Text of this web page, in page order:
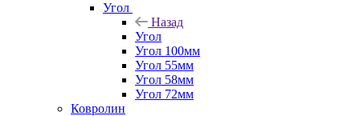
Угол
Назад
Угол
Угол 100мм
Угол 55мм
Угол 58мм
Угол 72мм
Ковролин